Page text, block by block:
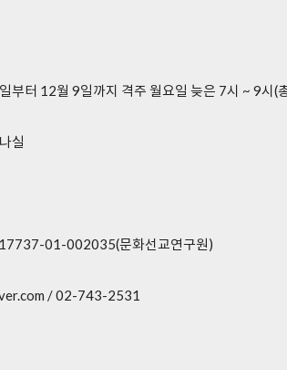
부터 12월 9일까지 격주 월요일 늦은 7시 ~ 9시(
실
01-002035(문화선교연구원)
/ 02-743-2531